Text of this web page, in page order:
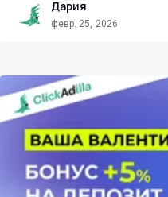
Дария
февр. 25, 2026